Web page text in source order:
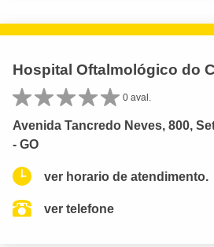
Hospital Oftalmológico do
0 aval.
Avenida Tancredo Neves, 800,
- GO
ver horario de atendimento.
ver telefone